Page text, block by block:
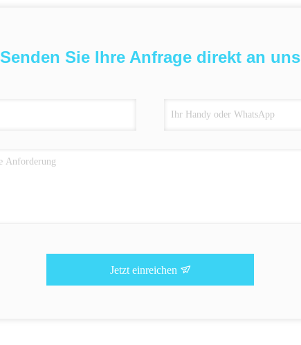
Senden Sie Ihre Anfrage direkt an uns
Jetzt einreichen